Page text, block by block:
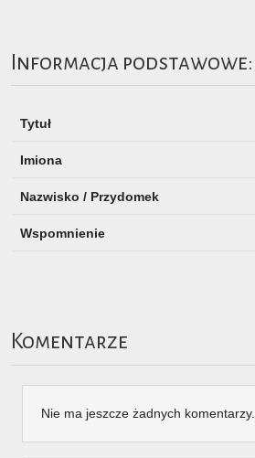
Informacja podstawowe:
Tytuł
Imiona
Nazwisko / Przydomek
Wspomnienie
Komentarze
Nie ma jeszcze żadnych